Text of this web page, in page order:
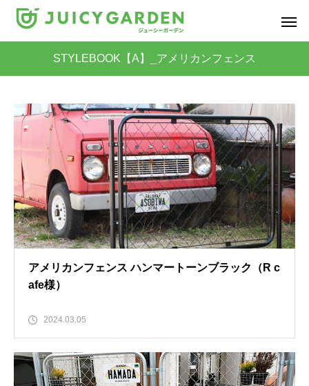
STYLEBOOK【A】_アメリカンフェンス
アメリカンフェンス ハンマートーンブラック（R c
afe様）
2024.03.05